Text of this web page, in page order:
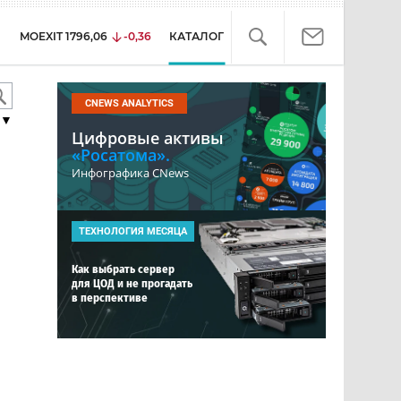
MOEXIT 1796,06 -0,36 КАТАЛОГ
CNEWS ANALYTICS
Цифровые активы
«Росатома».
Инфографика CNews
ТЕХНОЛОГИЯ МЕСЯЦА
Как выбрать сервер
для ЦОД и не прогадать
в перспективе